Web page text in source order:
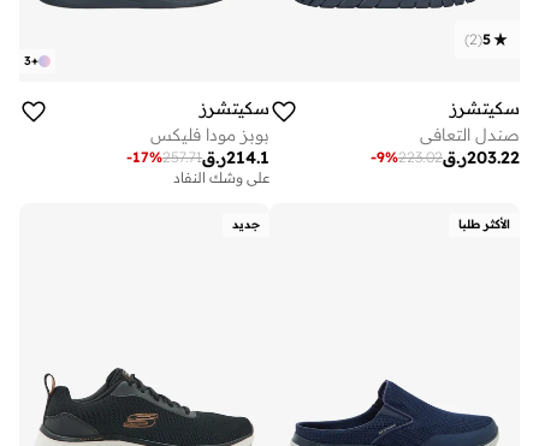
5
(
2
)
سكيتشرز
صندل التعافي
ر.ق203.22
223.02
-9%
+
3
سكيتشرز
بوبز مودا فليكس
ر.ق214.1
257.71
-17%
على وشك النفاد
الأكثر طلبا جديد